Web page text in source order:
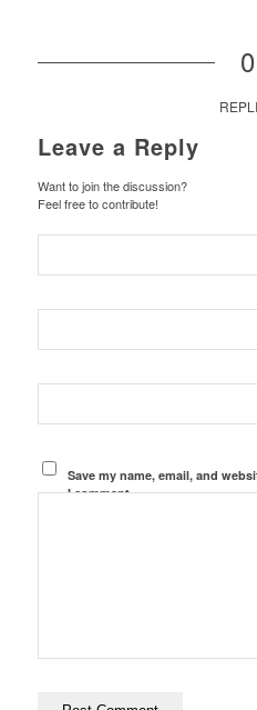
0
Leave a Reply
Want to join the discussion?
Feel free to contribute!
Save my name, email, and
I comment.